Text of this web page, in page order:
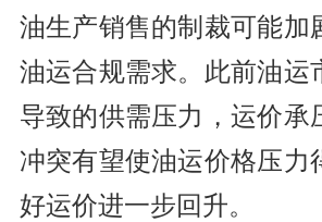
油生产销售的制裁可能加
油运合规需求。此前油运
导致的供需压力，运价承
冲突有望使油运价格压力
好运价进一步回升。